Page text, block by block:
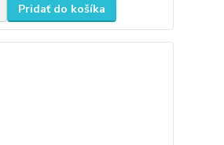
Pridať do košíka